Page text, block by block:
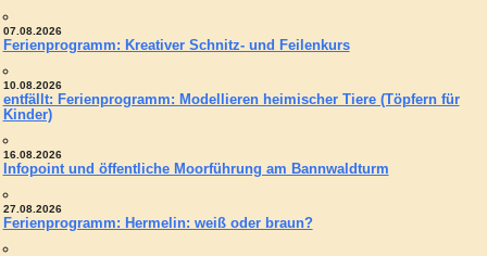
07.08.2026
Ferienprogramm: Kreativer Schnitz- und Feilenkurs
10.08.2026
entfällt: Ferienprogramm: Modellieren heimischer Tiere (Töpfern für
Kinder)
16.08.2026
Infopoint und öffentliche Moorführung am Bannwaldturm
27.08.2026
Ferienprogramm: Hermelin: weiß oder braun?